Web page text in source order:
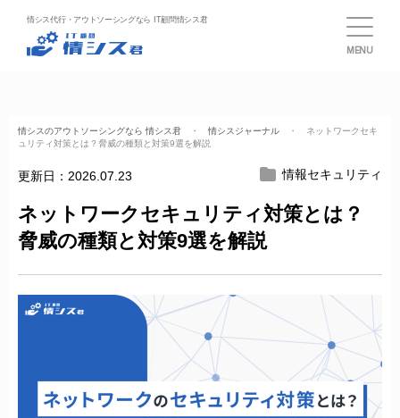
情シス代行・アウトソーシングなら IT顧問情シス君
MENU
情シスのアウトソーシングなら 情シス君 ・ 情シスジャーナル ・ ネットワークセキ
ュリティ対策とは？脅威の種類と対策9選を解説
更新日： 2026.07.23 情報セキュリティ
ネットワークセキュリティ対策とは？
脅威の種類と対策9選を解説